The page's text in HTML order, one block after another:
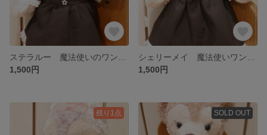
1,500円
1,500円
残り1点 SOLD OUT